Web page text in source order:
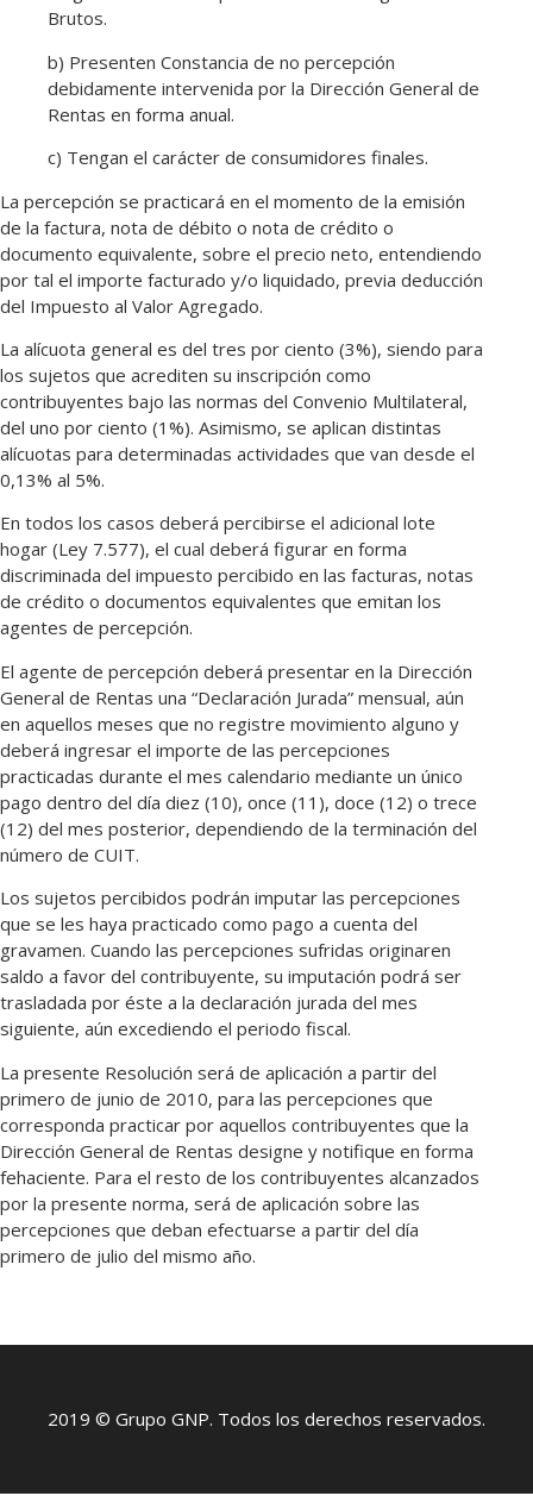
Brutos.
b) Presenten Constancia de no percepción
debidamente intervenida por la Dirección General de
Rentas en forma anual.
c) Tengan el carácter de consumidores finales.
La percepción se practicará en el momento de la emisión
de la factura, nota de débito o nota de crédito o
documento equivalente, sobre el precio neto, entendiendo
por tal el importe facturado y/o liquidado, previa deducción
del Impuesto al Valor Agregado.
La alícuota general es del tres por ciento (3%), siendo para
los sujetos que acrediten su inscripción como
contribuyentes bajo las normas del Convenio Multilateral,
del uno por ciento (1%). Asimismo, se aplican distintas
alícuotas para determinadas actividades que van desde el
0,13% al 5%.
En todos los casos deberá percibirse el adicional lote
hogar (Ley 7.577), el cual deberá figurar en forma
discriminada del impuesto percibido en las facturas, notas
de crédito o documentos equivalentes que emitan los
agentes de percepción.
El agente de percepción deberá presentar en la Dirección
General de Rentas una “Declaración Jurada” mensual, aún
en aquellos meses que no registre movimiento alguno y
deberá ingresar el importe de las percepciones
practicadas durante el mes calendario mediante un único
pago dentro del día diez (10), once (11), doce (12) o trece
(12) del mes posterior, dependiendo de la terminación del
número de CUIT.
Los sujetos percibidos podrán imputar las percepciones
que se les haya practicado como pago a cuenta del
gravamen. Cuando las percepciones sufridas originaren
saldo a favor del contribuyente, su imputación podrá ser
trasladada por éste a la declaración jurada del mes
siguiente, aún excediendo el periodo fiscal.
La presente Resolución será de aplicación a partir del
primero de junio de 2010, para las percepciones que
corresponda practicar por aquellos contribuyentes que la
Dirección General de Rentas designe y notifique en forma
fehaciente. Para el resto de los contribuyentes alcanzados
por la presente norma, será de aplicación sobre las
percepciones que deban efectuarse a partir del día
primero de julio del mismo año.
2019 © Grupo GNP. Todos los derechos reservados.